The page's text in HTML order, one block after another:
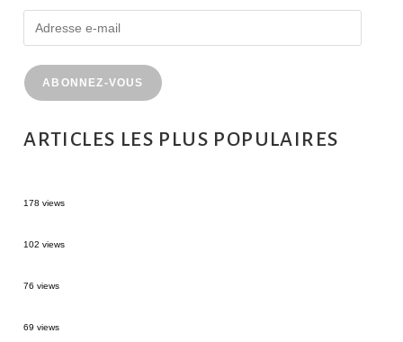
ABONNEZ-VOUS
ARTICLES LES PLUS POPULAIRES
178 views
102 views
76 views
69 views